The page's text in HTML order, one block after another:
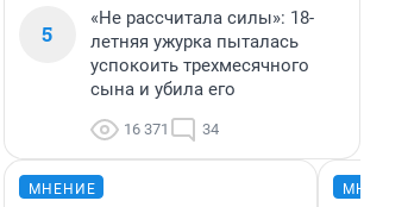
5
«Не рассчитала силы»: 18-
летняя ужурка пыталась
успокоить трехмесячного
сына и убила его
16 371 34
МНЕНИЕ